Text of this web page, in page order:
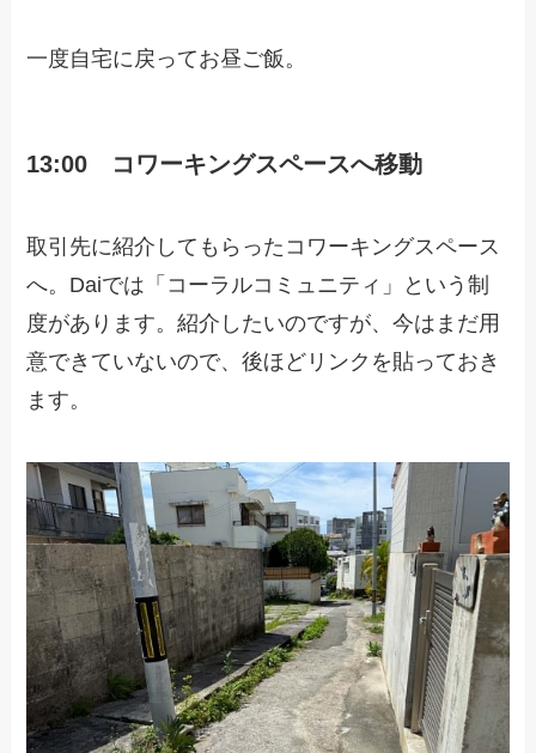
一度自宅に戻ってお昼ご飯。
13:00 コワーキングスペースへ移動
取引先に紹介してもらったコワーキングスペース
へ。Daiでは「コーラルコミュニティ」という制
度があります。紹介したいのですが、今はまだ用
意できていないので、後ほどリンクを貼っておき
ます。